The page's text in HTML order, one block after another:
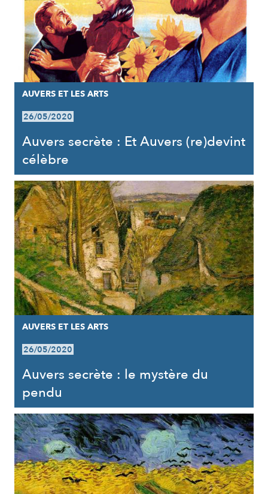
AUVERS ET LES ARTS
26/05/2020
Auvers secrète : Et Auvers (re)devint
célèbre
AUVERS ET LES ARTS
26/05/2020
Auvers secrète : le mystère du
pendu